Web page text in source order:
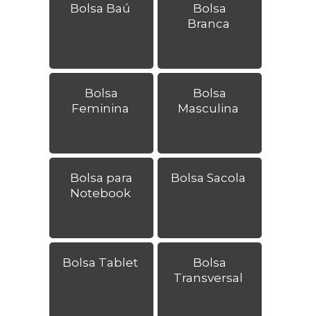
Bolsa Baú
Bolsa
Branca
Bolsa
Feminina
Bolsa
Masculina
Bolsa para
Notebook
Bolsa Sacola
Bolsa Tablet
Bolsa
Transversal